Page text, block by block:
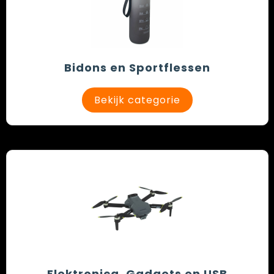
Bidons en Sportflessen
Bekijk categorie